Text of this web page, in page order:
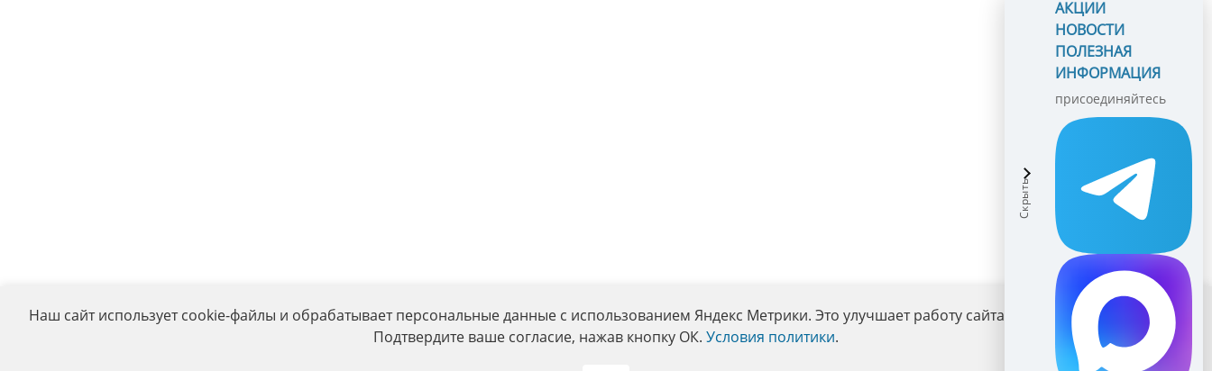
Наш сайт использует cookie-файлы и обрабатывает персональные данные с использованием Яндекс Метрики. Это улучшает работу сайта и взаимодействие с ним.
Подтвердите ваше согласие, нажав кнопку ОК. Условия политики.
АКЦИИ
НОВОСТИ
ПОЛЕЗНАЯ
ИНФОРМАЦИЯ
присоединяйтесь